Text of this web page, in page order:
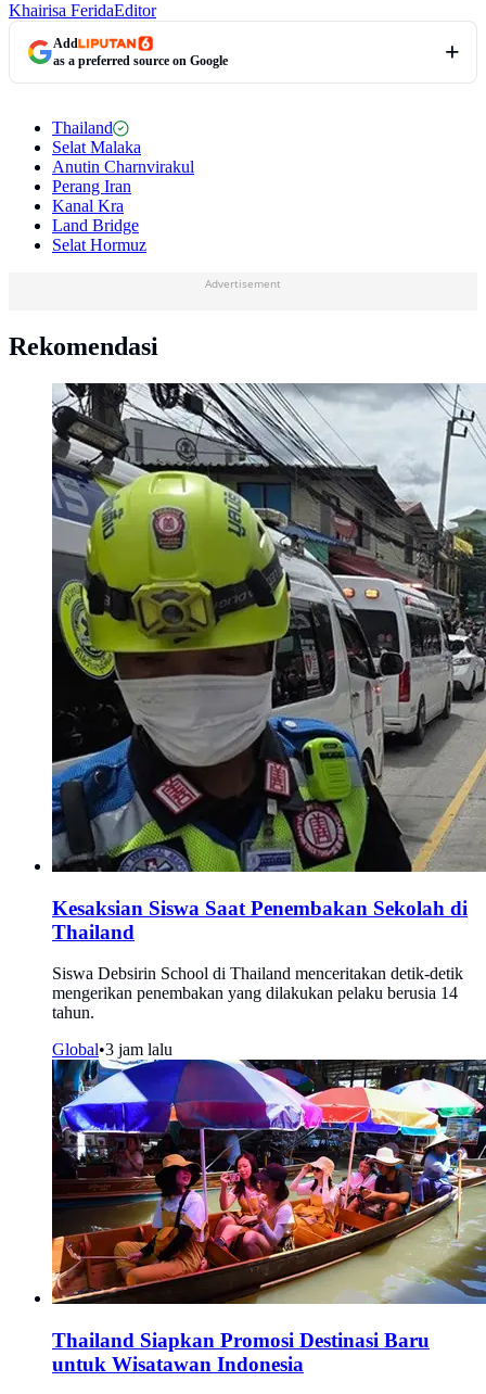
Khairisa FeridaEditor
Add
as a preferred source on Google
Thailand
Selat Malaka
Anutin Charnvirakul
Perang Iran
Kanal Kra
Land Bridge
Selat Hormuz
Advertisement
Rekomendasi
Kesaksian Siswa Saat Penembakan Sekolah di
Thailand
Siswa Debsirin School di Thailand menceritakan detik-detik
mengerikan penembakan yang dilakukan pelaku berusia 14
tahun.
Global•3 jam lalu
Thailand Siapkan Promosi Destinasi Baru
untuk Wisatawan Indonesia